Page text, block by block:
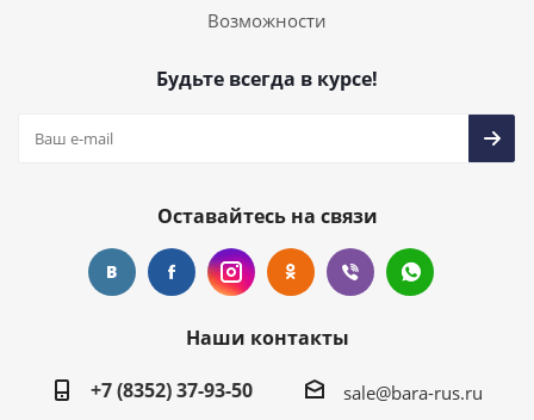
Возможности
Будьте всегда в курсе!
Оставайтесь на связи
Наши контакты
+7 (8352) 37-93-50
sale@bara-rus.ru